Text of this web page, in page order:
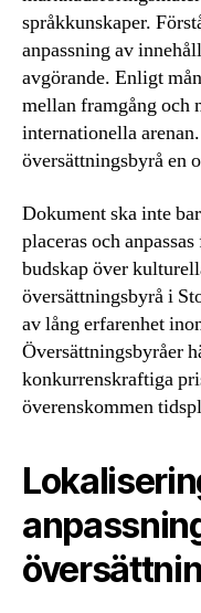
språkkunskaper.
anpassning av
avgörande. Enligt
mellan framgång och
internationella
översättningsbyrå en
Dokument ska inte
placeras och
budskap över
översättningsbyrå i
av lång erfarenhet
Översättningsbyråer
konkurrenskraftiga
överenskommen